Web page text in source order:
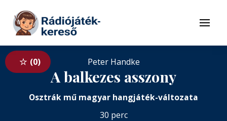
Tovább a tartalomhoz
Menü
0 Peter Handke
A balkezes asszony
Osztrák mű magyar hangjáték-változata
30 perc